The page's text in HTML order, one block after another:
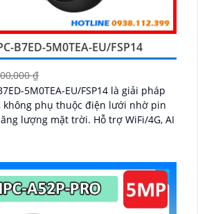
B7ED-5M0TEA-EU/FSP14
₫
5M0TEA-EU/FSP14 là giải pháp
phụ thuộc điện lưới nhờ pin
mặt trời. Hỗ trợ WiFi/4G, AI